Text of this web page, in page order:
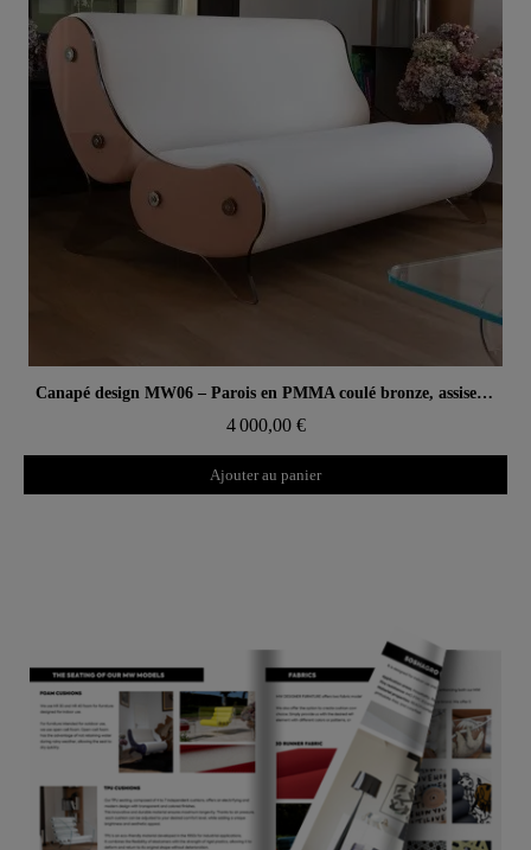
Aperçu rapide Canapé design MW06 – Parois en PMMA coulé bronze, assise en mousse
4 000,00 €
Ajouter au panier